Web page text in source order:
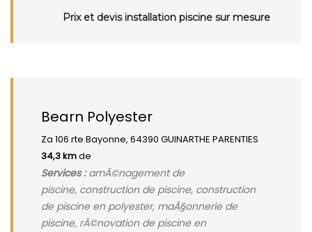
Prix et devis installation piscine sur mesure
Bearn Polyester
Za 106 rte Bayonne, 64390 GUINARTHE PARENTIES
34,3 kmde
Services :amÃ©nagement de
piscine, construction de piscine, construction
de piscine en polyester, maÃ§onnerie de
piscine, rÃ©novation de piscine en